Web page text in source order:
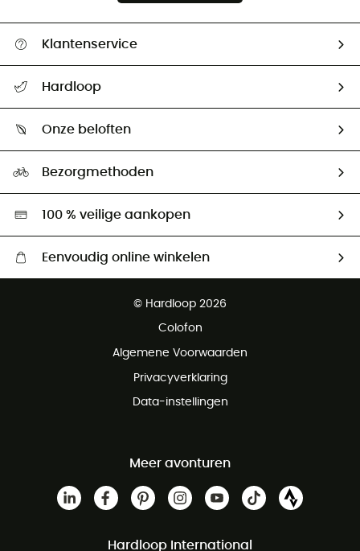
Klantenservice
Mijn zending volgen
Retourzendingen & Terugbetalingen
Hardloop
Ambassadeurs
Onze beloften
Hardgreen
Bezorgmethoden
100 % veilige aankopen
Eenvoudig online winkelen
Gratis retourneren binnen 100 dagen
© Hardloop 2026
Colofon
Algemene Voorwaarden
Privacyverklaring
Data-instellingen
Meer avonturen
Hardloop International